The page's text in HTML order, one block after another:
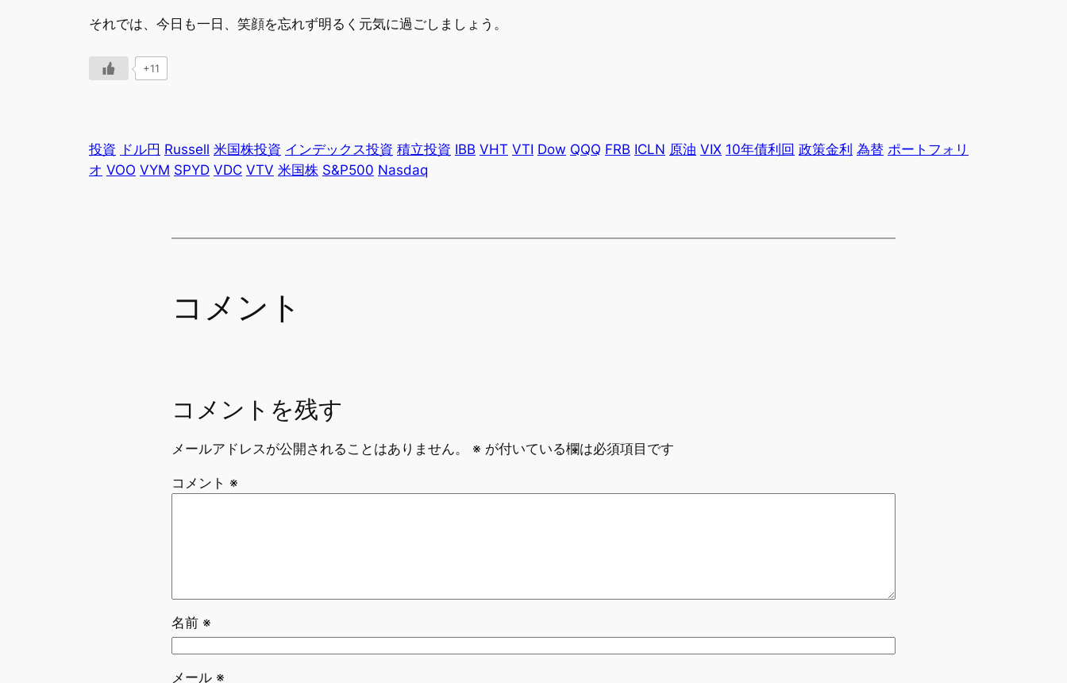
それでは、今日も一日、笑顔を忘れず明るく元気に過ごしましょう。
+11
投資 ドル円 Russell 米国株投資 インデックス投資 積立投資 IBB VHT VTI Dow QQQ FRB ICLN 原油 VIX 10年債利回 政策金利 為替 ポートフォリ
オ VOO VYM SPYD VDC VTV 米国株 S&P500 Nasdaq
コメント
コメントを残す
メールアドレスが公開されることはありません。 ※ が付いている欄は必須項目です
コメント ※
名前 ※
メール ※